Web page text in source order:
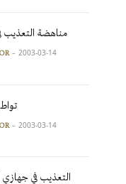
مناهضة التعذيب
2003-03-14
2003-03-14
التعذيب في جهازي